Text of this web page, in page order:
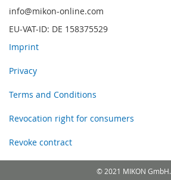
info@mikon-online.com
EU-VAT-ID: DE 158375529
Imprint
Privacy
Terms and Conditions
Revocation right for consumers
Revoke contract
© 2021 MIKON GmbH.